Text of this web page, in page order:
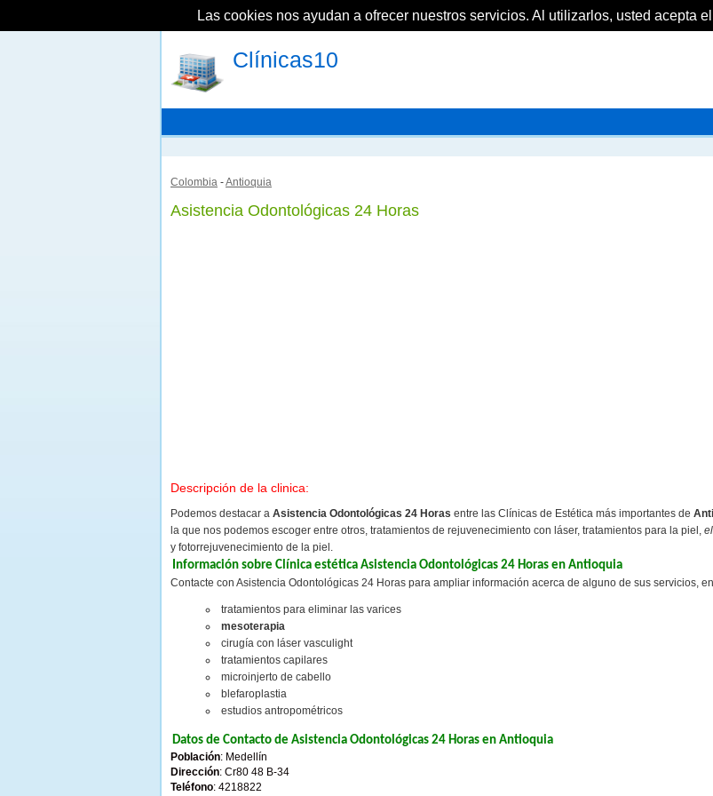
Clínicas10
Colombia -Antioquia
Asistencia Odontológicas 24 Horas
Descripción de la clinica:
Podemos destacar a Asistencia Odontológicas 24 Horas entre las Clínicas de Estética más importantes de
la que nos podemos escoger entre otros, tratamientos de rejuvenecimiento con láser, tratamientos para la piel,
y fotorrejuvenecimiento de la piel.
Información sobre Clínica estética Asistencia Odontológicas 24 Horas en Antioquia
Contacte con Asistencia Odontológicas 24 Horas para ampliar información acerca de alguno de sus servicios,
tratamientos para eliminar las varices
mesoterapia
cirugía con láser vasculight
tratamientos capilares
microinjerto de cabello
blefaroplastia
estudios antropométricos
Datos de Contacto de Asistencia Odontológicas 24 Horas en Antioquia
Población: Medellín
Dirección: Cr80 48 B-34
Teléfono: 4218822
Las cookies nos ayudan a ofrecer nuestros servicios. Al utilizarlos, usted acepta